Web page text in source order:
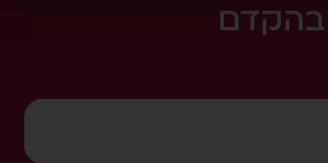
בהקדם